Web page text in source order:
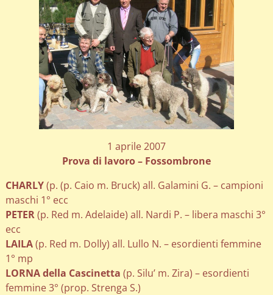
1 aprile 2007
Prova di lavoro – Fossombrone
CHARLY(p. (p. Caio m. Bruck) all. Galamini G. – campioni
maschi 1° ecc
PETER(p. Red m. Adelaide) all. Nardi P. – libera maschi 3°
ecc
LAILA(p. Red m. Dolly) all. Lullo N. – esordienti femmine
1° mp
LORNA della Cascinetta (p. Silu’ m. Zira) – esordienti
femmine 3° (prop. Strenga S.)